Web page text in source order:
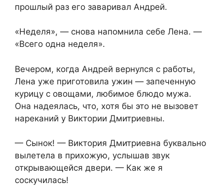
прошлый раз его заваривал Андрей.
«Неделя», — снова напомнила себе Лена. —
«Всего одна неделя».
Вечером, когда Андрей вернулся с работы,
Лена уже приготовила ужин — запеченную
курицу с овощами, любимое блюдо мужа.
Она надеялась, что, хотя бы это не вызовет
нареканий у Виктории Дмитриевны.
— Сынок! — Виктория Дмитриевна буквально
вылетела в прихожую, услышав звук
открывающейся двери. — Как же я
соскучилась!